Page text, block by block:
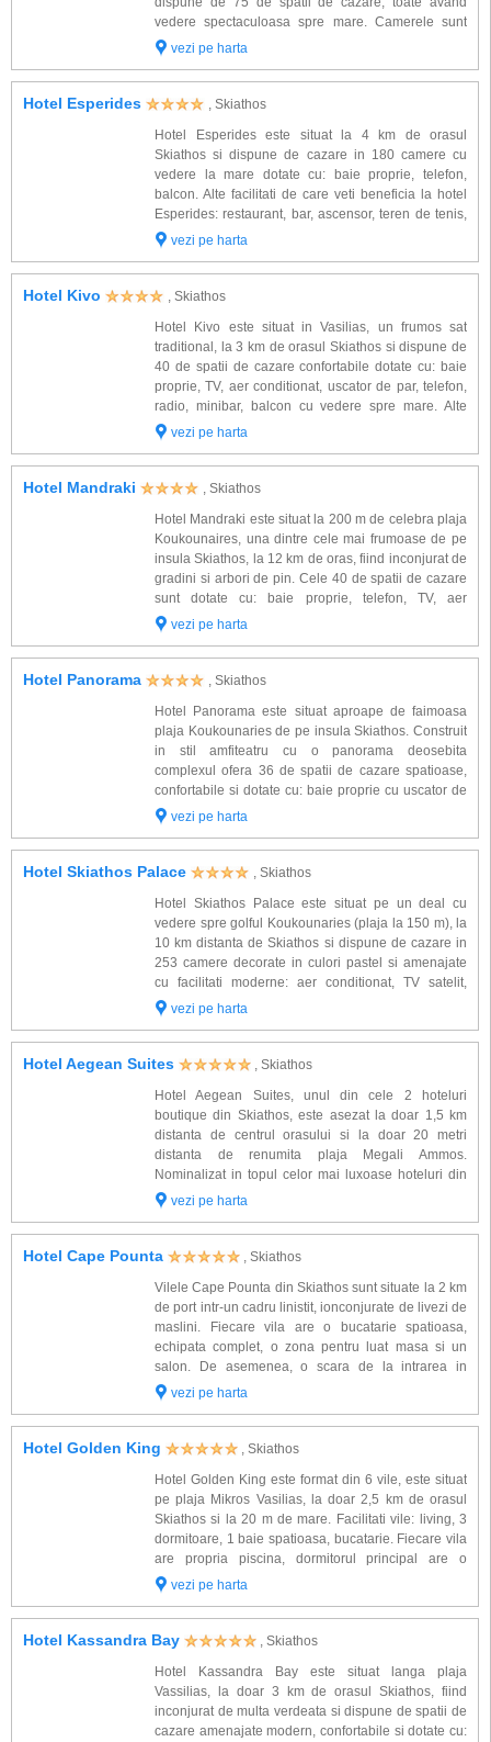
vedere spectaculoasa spre mare. Camerele sunt
dotate cu: aer conditionat, TV satelit, frigider, telefon,
vezi pe harta
Hotel Esperides
, Skiathos
Hotel Esperides este situat la 4 km de orasul
Skiathos si dispune de cazare in 180 camere cu
vedere la mare dotate cu: baie proprie, telefon,
balcon. Alte facilitati de care veti beneficia la hotel
Esperides: restaurant, bar, ascensor, teren de tenis,
bijuterie, coafor/frizerie, servicii de transfer, sala de
vezi pe harta
Hotel Kivo
, Skiathos
Hotel Kivo este situat in Vasilias, un frumos sat
traditional, la 3 km de orasul Skiathos si dispune de
40 de spatii de cazare confortabile dotate cu: baie
proprie, TV, aer conditionat, uscator de par, telefon,
radio, minibar, balcon cu vedere spre mare. Alte
facilitati gasite la Kivo: restaurant, bar, plaja privata
vezi pe harta
Hotel Mandraki
, Skiathos
Hotel Mandraki este situat la 200 m de celebra plaja
Koukounaires, una dintre cele mai frumoase de pe
insula Skiathos, la 12 km de oras, fiind inconjurat de
gradini si arbori de pin. Cele 40 de spatii de cazare
sunt dotate cu: baie proprie, telefon, TV, aer
conditionat, frigider, balcon. Alte facilitati de care veti
vezi pe harta
Hotel Panorama
, Skiathos
Hotel Panorama este situat aproape de faimoasa
plaja Koukounaries de pe insula Skiathos. Construit
in stil amfiteatru cu o panorama deosebita
complexul ofera 36 de spatii de cazare spatioase,
confortabile si dotate cu: baie proprie cu uscator de
par, telefon, TV, aer conditionat, frigider, acces
vezi pe harta
Hotel Skiathos Palace
, Skiathos
Hotel Skiathos Palace este situat pe un deal cu
vedere spre golful Koukounaries (plaja la 150 m), la
10 km distanta de Skiathos si dispune de cazare in
253 camere decorate in culori pastel si amenajate
cu facilitati moderne: aer conditionat, TV satelit,
telefon si minibar. Alte facilitati gasite la hotel
vezi pe harta
Hotel Aegean Suites
, Skiathos
Hotel Aegean Suites, unul din cele 2 hoteluri
boutique din Skiathos, este asezat la doar 1,5 km
distanta de centrul orasului si la doar 20 metri
distanta de renumita plaja Megali Ammos.
Nominalizat in topul celor mai luxoase hoteluri din
lume, complexul ofera cazare in apartamente
conditio...
vezi pe harta
Hotel Cape Pounta
, Skiathos
Vilele Cape Pounta din Skiathos sunt situate la 2 km
de port intr-un cadru linistit, ionconjurate de livezi de
maslini. Fiecare vila are o bucatarie spatioasa,
echipata complet, o zona pentru luat masa si un
salon. De asemenea, o scara de la intrarea in
fiecare vila duce la nivelul de baza unde cele trei
vezi pe harta
Hotel Golden King
, Skiathos
Hotel Golden King este format din 6 vile, este situat
pe plaja Mikros Vasilias, la doar 2,5 km de orasul
Skiathos si la 20 m de mare. Facilitati vile: living, 3
dormitoare, 1 baie spatioasa, bucatarie. Fiecare vila
are propria piscina, dormitorul principal are o
suprafata de 25 mp, dispune de o cada cu jacuzzi,
vezi pe harta
Hotel Kassandra Bay
, Skiathos
Hotel Kassandra Bay este situat langa plaja
Vassilias, la doar 3 km de orasul Skiathos, fiind
inconjurat de multa verdeata si dispune de spatii de
cazare amenajate modern, confortabile si dotate cu: